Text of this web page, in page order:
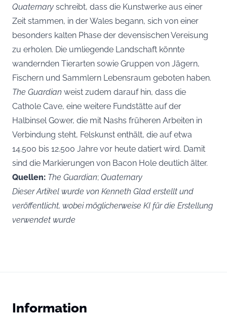
Quaternary schreibt, dass die Kunstwerke aus einer
Zeit stammen, in der Wales begann, sich von einer
besonders kalten Phase der devensischen Vereisung
zu erholen. Die umliegende Landschaft könnte
wandernden Tierarten sowie Gruppen von Jägern,
Fischern und Sammlern Lebensraum geboten haben.
The Guardian weist zudem darauf hin, dass die
Cathole Cave, eine weitere Fundstätte auf der
Halbinsel Gower, die mit Nashs früheren Arbeiten in
Verbindung steht, Felskunst enthält, die auf etwa
14.500 bis 12.500 Jahre vor heute datiert wird. Damit
sind die Markierungen von Bacon Hole deutlich älter.
Quellen: The Guardian; Quaternary
Dieser Artikel wurde von Kenneth Glad erstellt und
veröffentlicht, wobei möglicherweise KI für die Erstellung
verwendet wurde
Information